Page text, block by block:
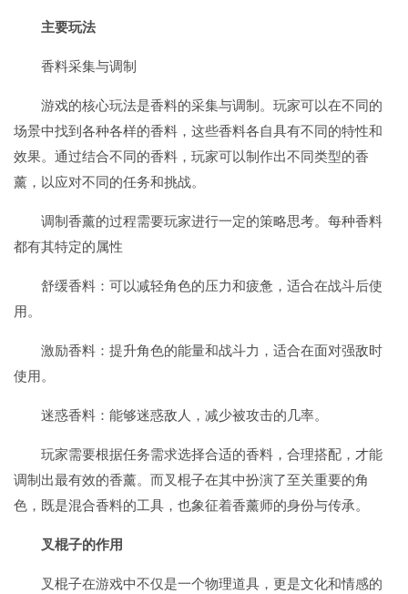
主要玩法
香料采集与调制
游戏的核心玩法是香料的采集与调制。玩家可以在不同的
场景中找到各种各样的香料，这些香料各自具有不同的特性和
效果。通过结合不同的香料，玩家可以制作出不同类型的香
薰，以应对不同的任务和挑战。
调制香薰的过程需要玩家进行一定的策略思考。每种香料
都有其特定的属性
舒缓香料：可以减轻角色的压力和疲惫，适合在战斗后使
用。
激励香料：提升角色的能量和战斗力，适合在面对强敌时
使用。
迷惑香料：能够迷惑敌人，减少被攻击的几率。
玩家需要根据任务需求选择合适的香料，合理搭配，才能
调制出最有效的香薰。而叉棍子在其中扮演了至关重要的角
色，既是混合香料的工具，也象征着香薰师的身份与传承。
叉棍子的作用
叉棍子在游戏中不仅是一个物理道具，更是文化和情感的